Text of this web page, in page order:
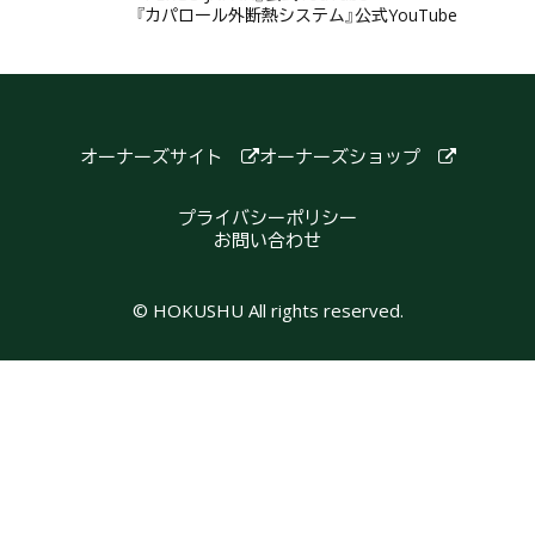
『カパロール外断熱システム』公式YouTube
オーナーズサイト オーナーズショップ
プライバシーポリシー
お問い合わせ
© HOKUSHU All rights reserved.